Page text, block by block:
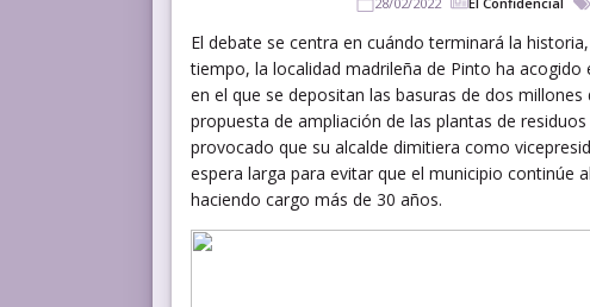
El debate se centra en cuándo terminará la
tiempo, la localidad madrileña de Pinto ha
en el que se depositan las basuras de dos
propuesta de ampliación de las plantas de
provocado que su alcalde dimitiera como
espera larga para evitar que el municipio continúe
haciendo cargo más de 30 años.